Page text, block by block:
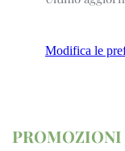
Modifica le